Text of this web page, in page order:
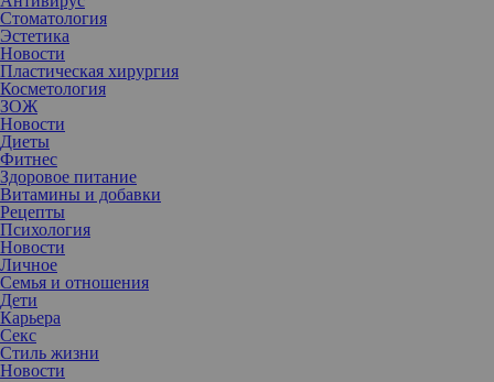
Стоматология
Эстетика
Новости
Пластическая хирургия
Косметология
ЗОЖ
Новости
Диеты
Фитнес
Здоровое питание
Витамины и добавки
Рецепты
Психология
Новости
Личное
Семья и отношения
Дети
Карьера
Секс
Стиль жизни
Новости
Компьютер приносит человеку не только пользу, но и вред — и